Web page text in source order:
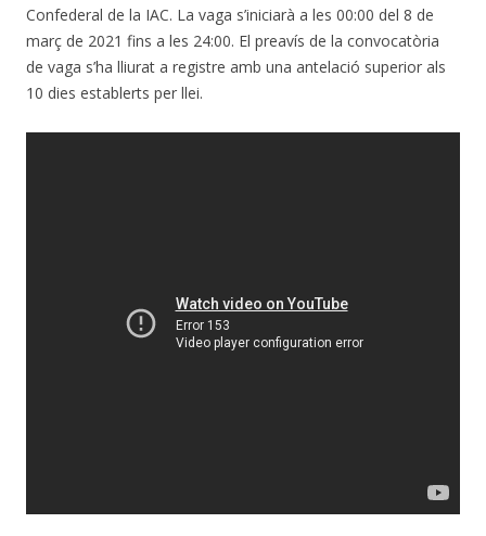
Confederal de la IAC. La vaga s’iniciarà a les 00:00 del 8 de
març de 2021 fins a les 24:00. El preavís de la convocatòria
de vaga s’ha lliurat a registre amb una antelació superior als
10 dies establerts per llei.